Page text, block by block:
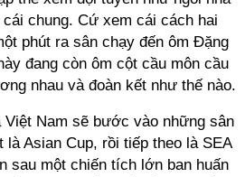
chung. Cứ xem cái cách hai
phút ra sân chạy đến ôm Đặng
đang còn ôm cột cầu môn cầu
nhau và đoàn kết như thế nào.
Việt Nam sẽ bước vào những sân
Asian Cup, rồi tiếp theo là SEA
sau một chiến tích lớn ban huấn